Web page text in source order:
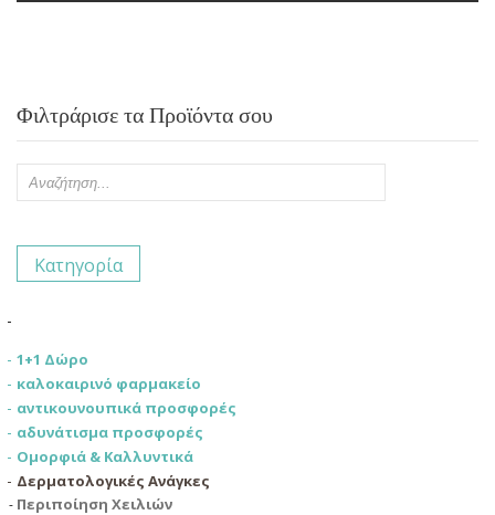
Φιλτράρισε τα Προϊόντα σου
Κατηγορία
1+1 Δώρο
καλοκαιρινό φαρμακείο
αντικουνουπικά προσφορές
αδυνάτισμα προσφορές
Ομορφιά & Καλλυντικά
Δερματολογικές Ανάγκες
Περιποίηση Χειλιών